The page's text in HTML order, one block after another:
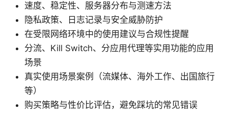
速度、稳定性、服务器分布与测速方法
隐私政策、日志记录与安全威胁防护
在受限网络环境中的使用建议与合规性提醒
分流、Kill Switch、分应用代理等实用功能的应用
场景
真实使用场景案例（流媒体、海外工作、出国旅行
等）
购买策略与性价比评估，避免踩坑的常见错误